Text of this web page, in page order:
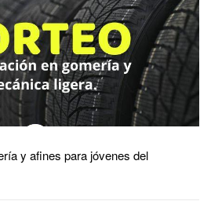
y afines para jóvenes del